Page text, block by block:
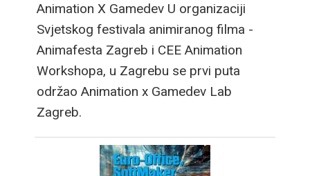
Animation X Gamedev U organizaciji
Svjetskog festivala animiranog filma -
Animafesta Zagreb i CEE Animation
Workshopa, u Zagrebu se prvi puta
održao Animation x Gamedev Lab
Zagreb.